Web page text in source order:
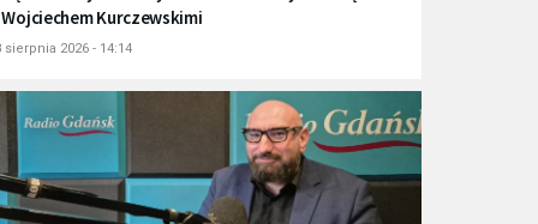
Kurczewskimi
sierpnia 2026 - 14:14